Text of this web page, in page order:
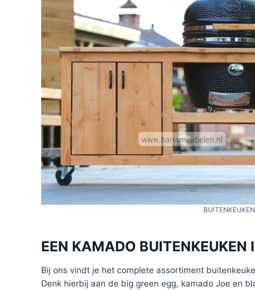
EEN KAMADO BUITENKEUKEN
Bij ons vindt je het complete assortiment
Denk hierbij aan de big green egg, kamado Joe en